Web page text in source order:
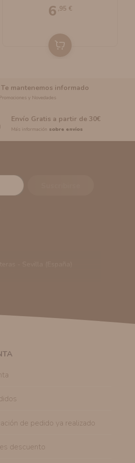
6 ,95 €
Te mantenemos informado
Promociones y Novedades
Envío Gratis a partir de 30€
Más información sobre envíos
(Puede consultar como
comerciales
esté debidamente
y eliminarla, tal y
de pedido ya realizado
descuento